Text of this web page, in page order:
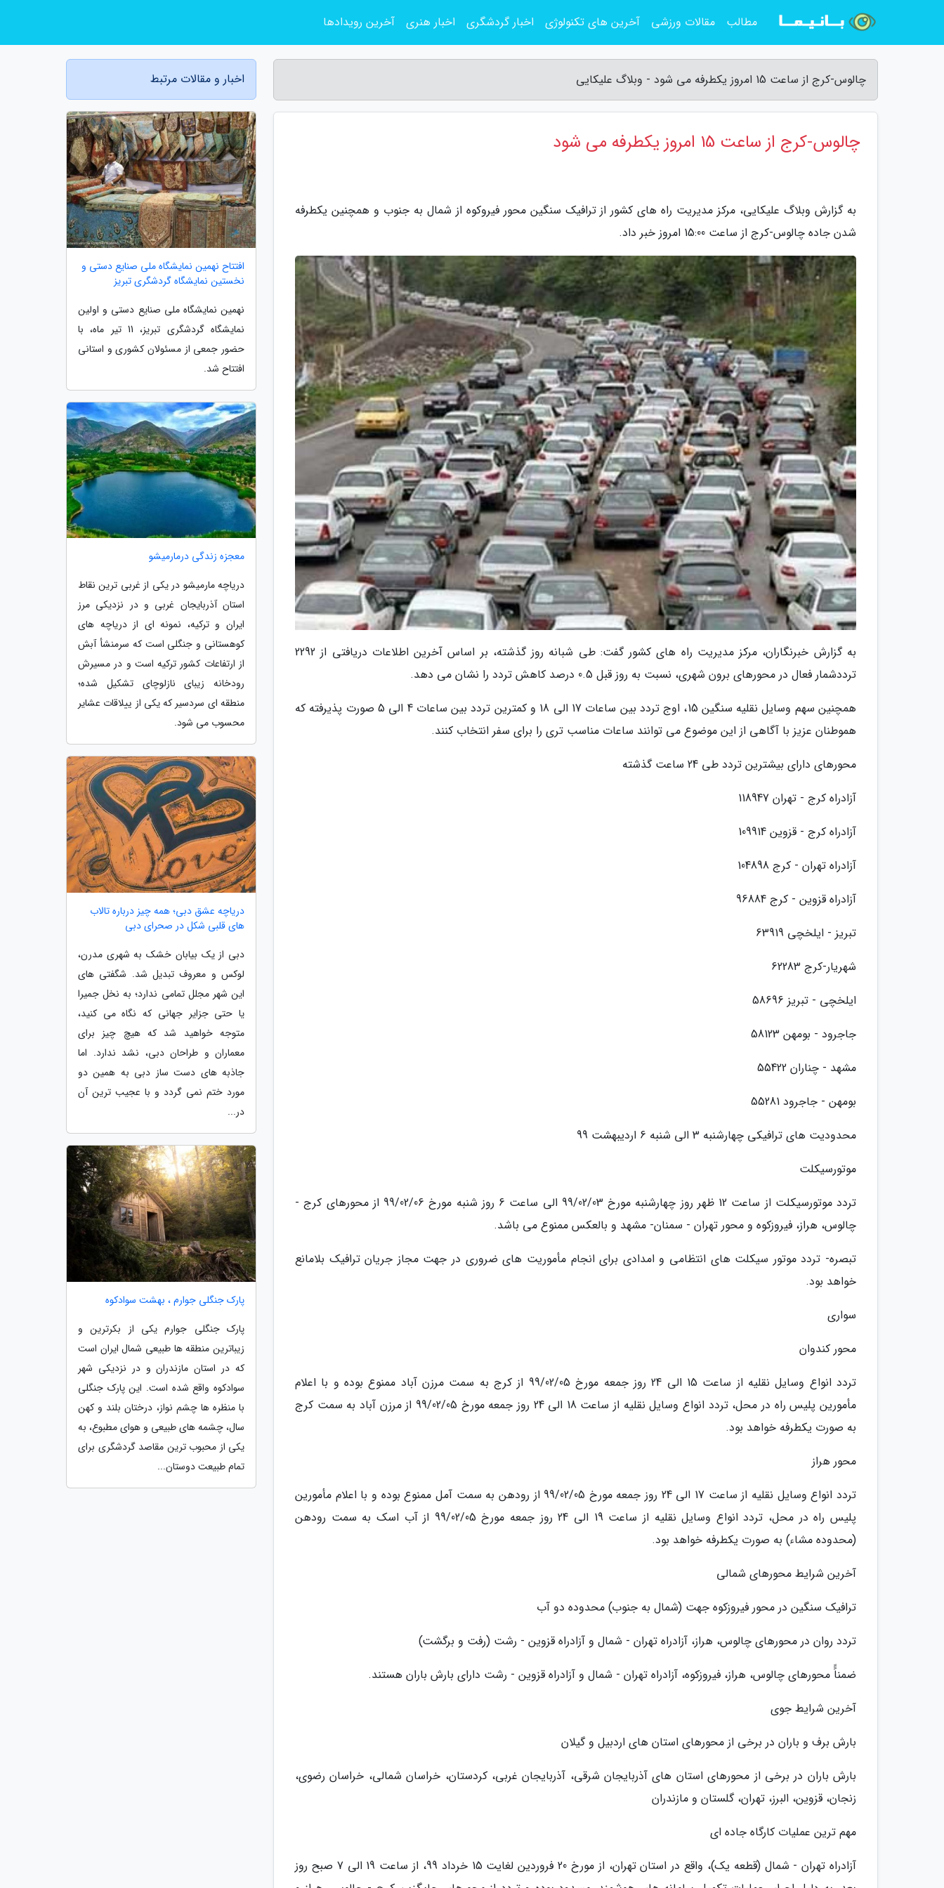
چالوس-کرج از ساعت 15 امروز یکطرفه می شود - وبلاگ علیکایی
چالوس-کرج از ساعت 15 امروز یکطرفه می شود
به گزارش وبلاگ علیکایی، مرکز مدیریت راه های کشور از ترافیک سنگین محور فیروکوه از شمال به جنوب و همچنین یکطرفه
شدن جاده چالوس-کرج از ساعت 15:00 امروز خبر داد.
به گزارش خبرنگاران، مرکز مدیریت راه های کشور گفت: طی شبانه روز گذشته، بر اساس آخرین اطلاعات دریافتی از 2292
ترددشمار فعال در محورهای برون شهری، نسبت به روز قبل 0.5 درصد کاهش تردد را نشان می دهد.
همچنین سهم وسایل نقلیه سنگین 15، اوج تردد بین ساعات 17 الی 18 و کمترین تردد بین ساعات 4 الی 5 صورت پذیرفته که
هموطنان عزیز با آگاهی از این موضوع می توانند ساعات مناسب تری را برای سفر انتخاب کنند.
محورهای دارای بیشترین تردد طی 24 ساعت گذشته
آزادراه کرج - تهران 118947
آزادراه کرج - قزوین 109914
آزادراه تهران - کرج 104898
آزادراه قزوین - کرج 96884
تبریز - ایلخچی 63919
شهریار-کرج 62283
ایلخچی - تبریز 58696
جاجرود - بومهن 58123
مشهد - چناران 55422
بومهن - جاجرود 55281
محدودیت های ترافیکی چهارشنبه 3 الی شنبه 6 اردیبهشت 99
موتورسیکلت
تردد موتورسیکلت از ساعت 12 ظهر روز چهارشنبه مورخ 99/02/03 الی ساعت 6 روز شنبه مورخ 99/02/06 از محورهای کرج -
چالوس، هراز، فیروزکوه و محور تهران - سمنان- مشهد و بالعکس ممنوع می باشد.
تبصره- تردد موتور سیکلت های انتظامی و امدادی برای انجام مأموریت های ضروری در جهت مجاز جریان ترافیک بلامانع
خواهد بود.
سواری
محور کندوان
تردد انواع وسایل نقلیه از ساعت 15 الی 24 روز جمعه مورخ 99/02/05 از کرج به سمت مرزن آباد ممنوع بوده و با اعلام
مأمورین پلیس راه در محل، تردد انواع وسایل نقلیه از ساعت 18 الی 24 روز جمعه مورخ 99/02/05 از مرزن آباد به سمت کرج
به صورت یکطرفه خواهد بود.
محور هراز
تردد انواع وسایل نقلیه از ساعت 17 الی 24 روز جمعه مورخ 99/02/05 از رودهن به سمت آمل ممنوع بوده و با اعلام مأمورین
پلیس راه در محل، تردد انواع وسایل نقلیه از ساعت 19 الی 24 روز جمعه مورخ 99/02/05 از آب اسک به سمت رودهن
(محدوده مشاء) به صورت یکطرفه خواهد بود.
آخرین شرایط محورهای شمالی
ترافیک سنگین در محور فیروزکوه جهت (شمال به جنوب) محدوده دو آب
تردد روان در محورهای چالوس، هراز، آزادراه تهران - شمال و آزادراه قزوین - رشت (رفت و برگشت)
ضمناًً محورهای چالوس، هراز، فیروزکوه، آزادراه تهران - شمال و آزادراه قزوین - رشت دارای بارش باران هستند.
آخرین شرایط جوی
بارش برف و باران در برخی از محورهای استان های اردبیل و گیلان
بارش باران در برخی از محورهای استان های آذربایجان شرقی، آذربایجان غربی، کردستان، خراسان شمالی، خراسان رضوی،
زنجان، قزوین، البرز، تهران، گلستان و مازندران
مهم ترین عملیات کارگاه جاده ای
آزادراه تهران - شمال (قطعه یک)، واقع در استان تهران، از مورخ 20 فروردین لغایت 15 خرداد 99، از ساعت 19 الی 7 صبح روز
اخبار و مقالات مرتبط
افتتاح نهمین نمایشگاه ملی صنایع دستی و
نخستین نمایشگاه گردشگری تبریز
نهمین نمایشگاه ملی صنایع دستی و اولین
نمایشگاه گردشگری تبریز، 11 تیر ماه، با
حضور جمعی از مسئولان کشوری و استانی
افتتاح شد.
معجزه زندگی درمارمیشو
دریاچه مارمیشو در یکی از غربی ترین نقاط
استان آذربایجان غربی و در نزدیکی مرز
ایران و ترکیه، نمونه ای از دریاچه های
کوهستانی و جنگلی است که سرمنشأ آبش
از ارتفاعات کشور ترکیه است و در مسیرش
رودخانه زیبای نازلوچای تشکیل شده؛
منطقه ای سردسیر که یکی از ییلاقات عشایر
محسوب می شود.
دریاچه عشق دبی؛ همه چیز درباره تالاب
های قلبی شکل در صحرای دبی
دبی از یک بیابان خشک به شهری مدرن،
لوکس و معروف تبدیل شد. شگفتی های
این شهر مجلل تمامی ندارد؛ به نخل جمیرا
یا حتی جزایر جهانی که نگاه می کنید،
متوجه خواهید شد که هیچ چیز برای
معماران و طراحان دبی، نشد ندارد. اما
جاذبه های دست ساز دبی به همین دو
مورد ختم نمی گردد و با عجیب ترین آن
در...
پارک جنگلی جوارم ، بهشت سوادکوه
پارک جنگلی جوارم یکی از بکرترین و
زیباترین منطقه ها طبیعی شمال ایران است
که در استان مازندران و در نزدیکی شهر
سوادکوه واقع شده است. این پارک جنگلی
با منظره ها چشم نواز، درختان بلند و کهن
سال، چشمه های طبیعی و هوای مطبوع، به
یکی از محبوب ترین مقاصد گردشگری برای
تمام طبیعت دوستان...
مطالب مقالات ورزشی آخرین های تکنولوژی اخبار گردشگری اخبار هنری آخرین رویدادها